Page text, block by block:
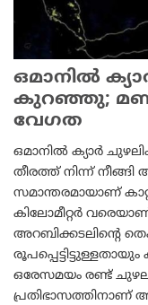
ഒമാനില്‍
കുറഞ്ഞു;
വേഗത
ഒമാനില്‍ ക്യാര്‍
തീരത്ത് നിന്ന്
സമാന്തരമായാണ്
കിലോമീറ്റര്‍
അറബിക്കടലിന്റെ
ഒരേസമയം രണ്ട്
പ്രതിഭാസത്തിനാണ്